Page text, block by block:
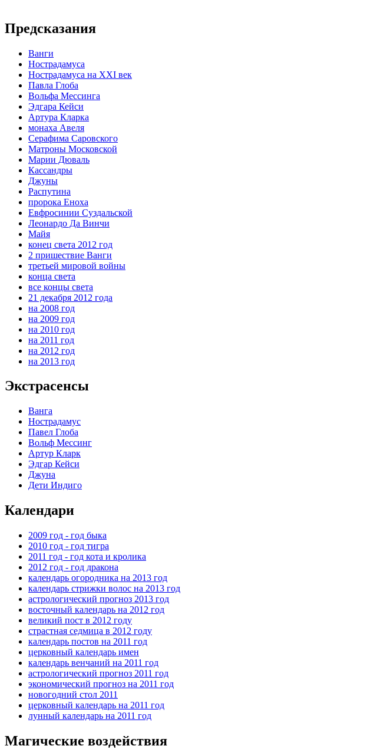
Предсказания
Ванги
Нострадамуса
Нострадамуса на XXI век
Павла Глоба
Вольфа Мессинга
Эдгара Кейси
Артура Кларка
монаха Авеля
Серафима Саровского
Матроны Московской
Марии Дюваль
Кассандры
Джуны
Распутина
пророка Еноха
Евфросинии Суздальской
Леонардо Да Винчи
Майя
конец света 2012 год
2 пришествие Ванги
третьей мировой войны
конца света
все концы света
21 декабря 2012 года
на 2008 год
на 2009 год
на 2010 год
на 2011 год
на 2012 год
на 2013 год
Экстрасенсы
Ванга
Нострадамус
Павел Глоба
Вольф Мессинг
Артур Кларк
Эдгар Кейси
Джуна
Дети Индиго
Календари
2009 год - год быка
2010 год - год тигра
2011 год - год кота и кролика
2012 год - год дракона
календарь огородника на 2013 год
календарь стрижки волос на 2013 год
астрологический прогноз 2013 год
восточный календарь на 2012 год
великий пост в 2012 году
страстная седмица в 2012 году
календарь постов на 2011 год
церковный календарь имен
календарь венчаний на 2011 год
астрологический прогноз 2011 год
экономический прогноз на 2011 год
новогодний стол 2011
церковный календарь на 2011 год
лунный календарь на 2011 год
Магические воздействия